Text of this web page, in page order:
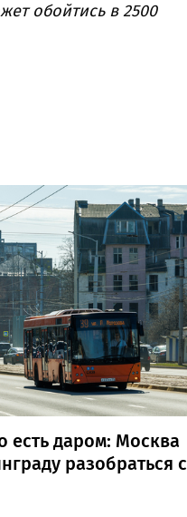
обойтись в 2500
есть даром: Москва
разобраться с